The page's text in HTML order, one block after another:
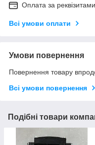
Оплата за реквізитами
Всі умови оплати
Умови повернення
Повернення товару
Всі умови повернення
Подібні товари